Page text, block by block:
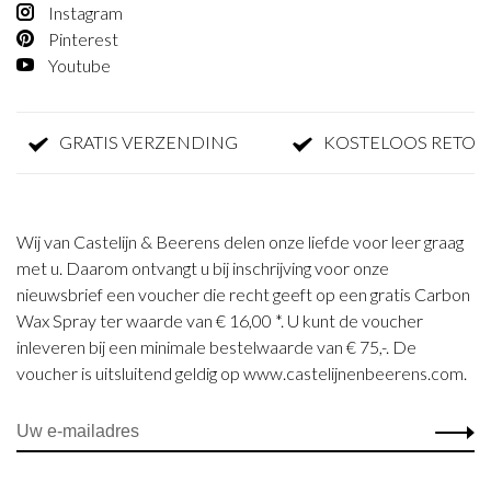
Instagram
Pinterest
Youtube
GRATIS VERZENDING KOSTELOOS
Wij van Castelijn & Beerens delen onze liefde voor leer graag
met u. Daarom ontvangt u bij inschrijving voor onze
nieuwsbrief een voucher die recht geeft op een gratis Carbon
Wax Spray ter waarde van € 16,00 *. U kunt de voucher
inleveren bij een minimale bestelwaarde van € 75,-. De
voucher is uitsluitend geldig op www.castelijnenbeerens.com.